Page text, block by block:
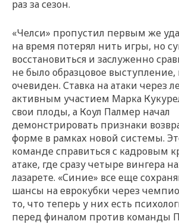
раз за сезон.
«Челси» пропустил первым же
на время потерял нить игры, но
восстановиться и заслуженно
не было образцовое выступление,
очевиден. Ставка на атаки через
активным участием Марка
свои плоды, а Коул Палмер начал
демонстрировать признаки
форме в рамках новой системы.
команде справиться с кадровым
атаке, где сразу четыре вингера
лазарете. «Синие» все еще
шансы на еврокубки через
то, что теперь у них есть
перед финалом против команды